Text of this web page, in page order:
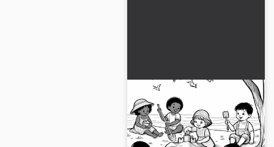
Parc de jeu avec des
enfants qui jouent -
Dessin à colorier
gratuit
Télécharge ton dessin à